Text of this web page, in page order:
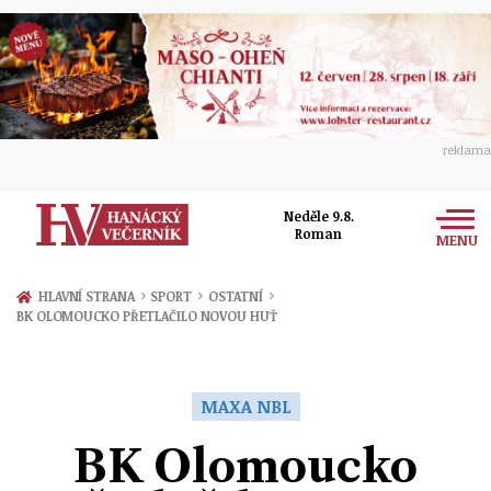
reklama
Neděle 9.8.
Roman
MENU
Zprávy
Ekonomika
Sport
HLAVNÍ STRANA › SPORT › OSTATNÍ ›
BK OLOMOUCKO PŘETLAČILO NOVOU HUŤ
MAXA NBL
BK Olomoucko